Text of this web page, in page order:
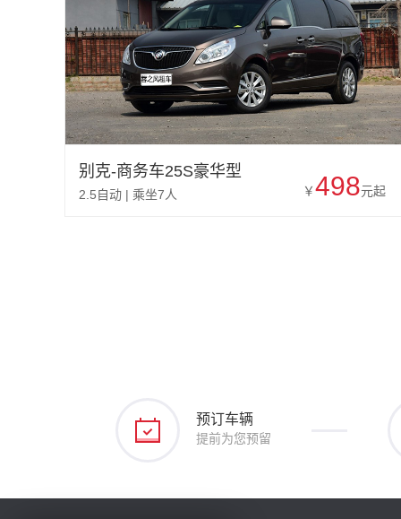
别克-商务车25S豪华型
2.5自动 | 乘坐7人 ￥498元起
预订车辆
提前为您预留